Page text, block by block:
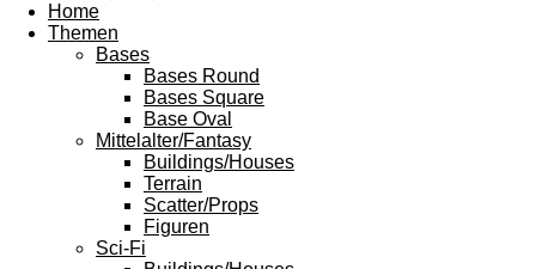
Home
Themen
Bases
Bases Round
Bases Square
Base Oval
Mittelalter/Fantasy
Buildings/Houses
Terrain
Scatter/Props
Figuren
Sci-Fi